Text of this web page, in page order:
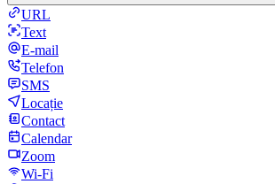
URL
Text
E-mail
Telefon
SMS
Locație
Contact
Calendar
Zoom
Wi-Fi